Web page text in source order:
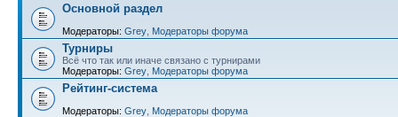
Основной раздел
Модераторы: Grey Модераторы форума
Турниры
Всё что так или иначе связано с турнирами
Модераторы: Grey Модераторы форума
Рейтинг-система
Модераторы: Grey Модераторы форума